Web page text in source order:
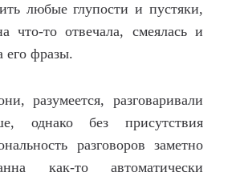
любые глупости и пустяки,
то отвечала, смеялась и
его фразы.
разговаривали
однако без присутствия
разговоров заметно
как-то автоматически